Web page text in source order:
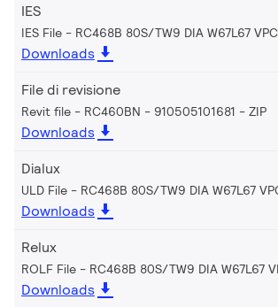
IES
IES File - RC468B 80S/TW9 DIA W67L67 VPC
Downloads
File di revisione
Revit file - RC460BN - 910505101681 ZIP
Downloads
Dialux
ULD File - RC468B 80S/TW9 DIA W67L67
Downloads
Relux
ROLF File - RC468B 80S/TW9 DIA W67L67
Downloads